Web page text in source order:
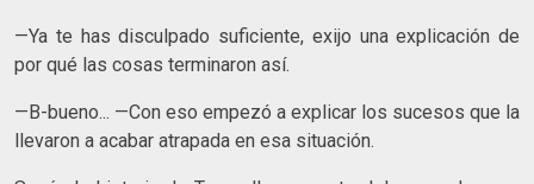
—Ya te has disculpado suficiente, exijo una explicación de
por qué las cosas terminaron así.
—B-bueno... —Con eso empezó a explicar los sucesos que la
llevaron a acabar atrapada en esa situación.